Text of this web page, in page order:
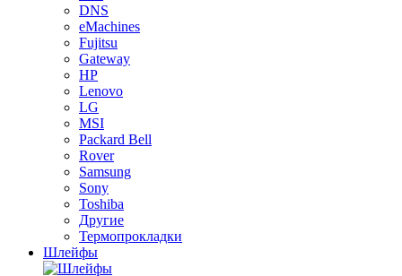
DNS
eMachines
Fujitsu
Gateway
HP
Lenovo
LG
MSI
Packard Bell
Rover
Samsung
Sony
Toshiba
Другие
Термопрокладки
Шлейфы